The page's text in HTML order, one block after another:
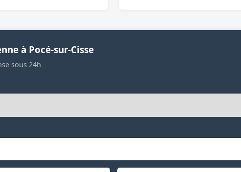
à Pocé-sur-Cisse
sous 24h